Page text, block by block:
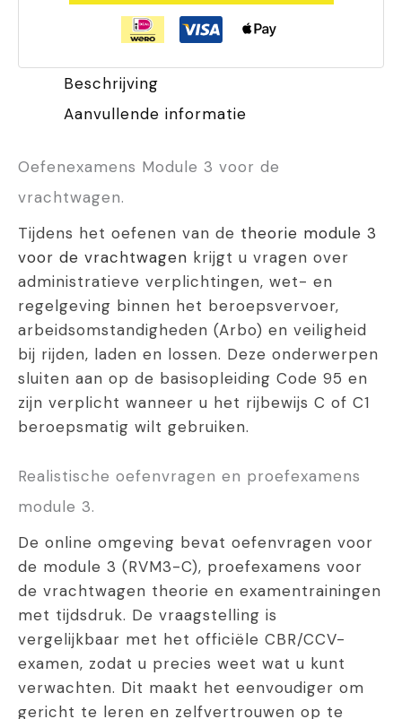
aantalBeschrijving
Aanvullende informatie
Oefenexamens Module 3 voor de
vrachtwagen.
Tijdens het oefenen van de theorie module 3
voor de vrachtwagen krijgt u vragen over
administratieve verplichtingen, wet- en
regelgeving binnen het beroepsvervoer,
arbeidsomstandigheden (Arbo) en veiligheid
bij rijden, laden en lossen. Deze onderwerpen
sluiten aan op de basisopleiding Code 95 en
zijn verplicht wanneer u het rijbewijs C of C1
beroepsmatig wilt gebruiken.
Realistische oefenvragen en proefexamens
module 3.
De online omgeving bevat oefenvragen voor
de module 3 (RVM3-C), proefexamens voor
de vrachtwagen theorie en examentrainingen
met tijdsdruk. De vraagstelling is
vergelijkbaar met het officiële CBR/CCV-
examen, zodat u precies weet wat u kunt
verwachten. Dit maakt het eenvoudiger om
gericht te leren en zelfvertrouwen op te